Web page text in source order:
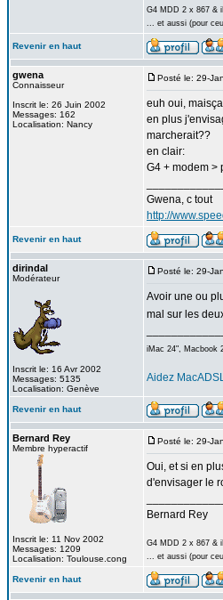
G4 MDD 2 x 867 &
... et aussi (pour
Revenir en haut
gwena
Connaisseur
Inscrit le: 26 Juin 2002
Messages: 162
Localisation: Nancy
Posté le: 29-
euh oui,
en plus
marcherait??
en clair:
G4 + modem >
Gwena, c tout
http://
Revenir en haut
dirindal
Modérateur
Inscrit le: 16 Avr 2002
Messages: 5135
Localisation: Genève
Posté le: 29-
Avoir une ou
mal sur les
iMac 24", Macbook
Aidez
Revenir en haut
Bernard Rey
Membre hyperactif
Inscrit le: 11 Nov 2002
Messages: 1209
Localisation: Toulouse.cong
Posté le: 29-
Oui, et si en
d'envisager le
Bernard Rey
G4 MDD 2 x 867 &
... et aussi (pour
Revenir en haut